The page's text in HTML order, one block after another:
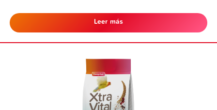
Leer más